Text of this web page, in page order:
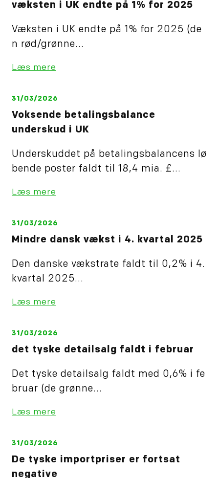
væksten i UK endte på 1% for 2025
Væksten i UK endte på 1% for 2025 (de
n rød/grønne...
Læs mere
31/03/2026
Voksende betalingsbalance
underskud i UK
Underskuddet på betalingsbalancens lø
bende poster faldt til 18,4 mia. £...
Læs mere
31/03/2026
Mindre dansk vækst i 4. kvartal 2025
Den danske vækstrate faldt til 0,2% i 4.
kvartal 2025...
Læs mere
31/03/2026
det tyske detailsalg faldt i februar
Det tyske detailsalg faldt med 0,6% i fe
bruar (de grønne...
Læs mere
31/03/2026
De tyske importpriser er fortsat
negative